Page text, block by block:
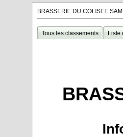
BRASSERIE DU COLISÉE
Tous les classements Liste